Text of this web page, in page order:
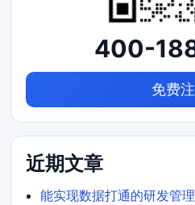
400-
免费
近期文章
能实现数据打通的研发管